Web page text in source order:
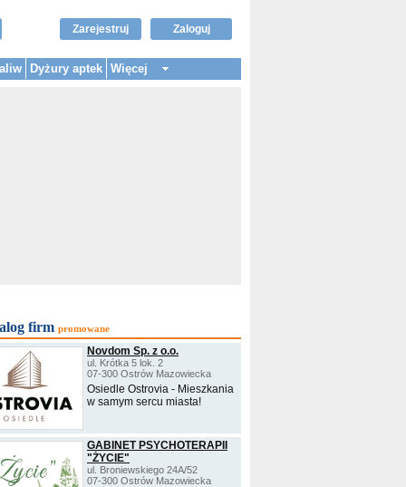
Zaloguj
Zarejestruj
Dyżury aptek Więcej
firm promowane
Novdom Sp. z o.o.
ul. Krótka 5 lok. 2
07-300 Ostrów Mazowiecka
Osiedle Ostrovia - Mieszkania
w samym sercu miasta!
GABINET PSYCHOTERAPII
"ŻYCIE"
ul. Broniewskiego 24A/52
07-300 Ostrów Mazowiecka